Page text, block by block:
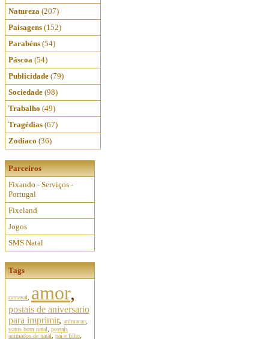
Natureza (207)
Paisagens (152)
Parabéns (54)
Páscoa (54)
Publicidade (79)
Sociedade (98)
Trabalho (49)
Tragédias (67)
Zodíaco (36)
Parceiros
Fixando - Serviços -
Portugal
Fixeland
Jogos
SMS Natal
Tags
carnaval amor,
postais de aniversario
para imprimir, animacao
votos bom natal
postais
animados de natal
pai e filho